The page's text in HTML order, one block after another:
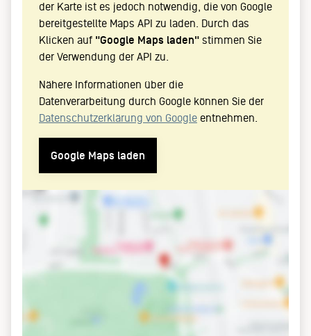
der Karte ist es jedoch notwendig, die von Google
bereitgestellte Maps API zu laden. Durch das
Klicken auf "Google Maps laden" stimmen Sie
der Verwendung der API zu.
Nähere Informationen über die
Datenverarbeitung durch Google können Sie der
Datenschutzerklärung von Google entnehmen.
Google Maps laden